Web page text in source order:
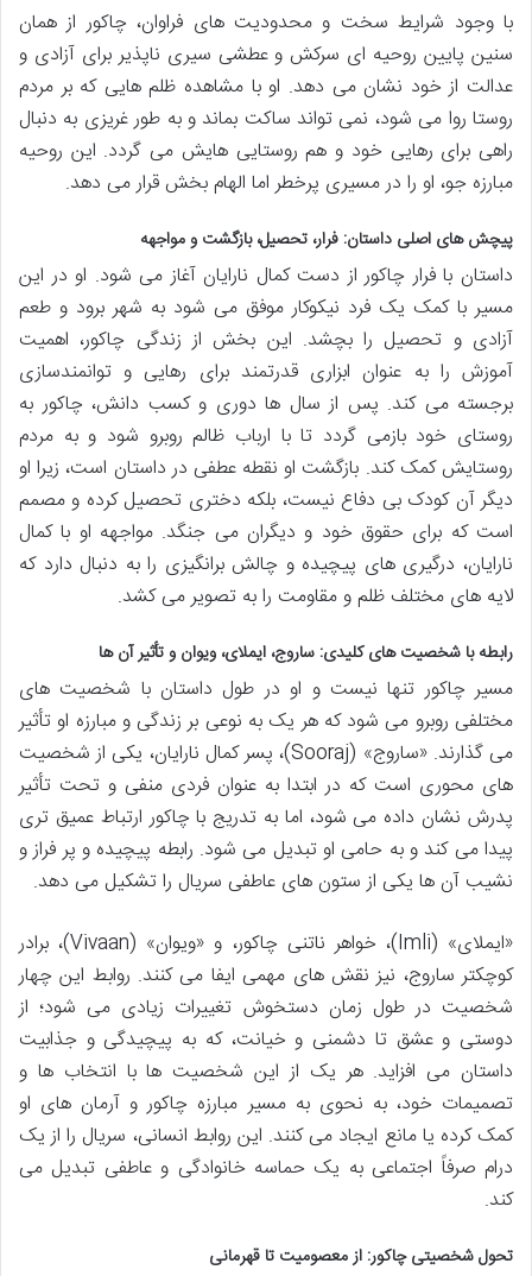
با وجود شرایط سخت و محدودیت های فراوان، چاکور از همان
سنین پایین روحیه ای سرکش و عطشی سیری ناپذیر برای آزادی و
عدالت از خود نشان می دهد. او با مشاهده ظلم هایی که بر مردم
روستا روا می شود، نمی تواند ساکت بماند و به طور غریزی به دنبال
راهی برای رهایی خود و هم روستایی هایش می گردد. این روحیه
مبارزه جو، او را در مسیری پرخطر اما الهام بخش قرار می دهد.
پیچش های اصلی داستان: فرار، تحصیل، بازگشت و مواجهه
داستان با فرار چاکور از دست کمال نارایان آغاز می شود. او در این
مسیر با کمک یک فرد نیکوکار موفق می شود به شهر برود و طعم
آزادی و تحصیل را بچشد. این بخش از زندگی چاکور، اهمیت
آموزش را به عنوان ابزاری قدرتمند برای رهایی و توانمندسازی
برجسته می کند. پس از سال ها دوری و کسب دانش، چاکور به
روستای خود بازمی گردد تا با ارباب ظالم روبرو شود و به مردم
روستایش کمک کند. بازگشت او نقطه عطفی در داستان است، زیرا او
دیگر آن کودک بی دفاع نیست، بلکه دختری تحصیل کرده و مصمم
است که برای حقوق خود و دیگران می جنگد. مواجهه او با کمال
نارایان، درگیری های پیچیده و چالش برانگیزی را به دنبال دارد که
لایه های مختلف ظلم و مقاومت را به تصویر می کشد.
رابطه با شخصیت های کلیدی: ساروج، ایملای، ویوان و تأثیر آن ها
مسیر چاکور تنها نیست و او در طول داستان با شخصیت های
مختلفی روبرو می شود که هر یک به نوعی بر زندگی و مبارزه او تأثیر
می گذارند. «ساروج» (Sooraj)، پسر کمال نارایان، یکی از شخصیت
های محوری است که در ابتدا به عنوان فردی منفی و تحت تأثیر
پدرش نشان داده می شود، اما به تدریج با چاکور ارتباط عمیق تری
پیدا می کند و به حامی او تبدیل می شود. رابطه پیچیده و پر فراز و
نشیب آن ها یکی از ستون های عاطفی سریال را تشکیل می دهد.
«ایملای» (Imli)، خواهر ناتنی چاکور، و «ویوان» (Vivaan)، برادر
کوچکتر ساروج، نیز نقش های مهمی ایفا می کنند. روابط این چهار
شخصیت در طول زمان دستخوش تغییرات زیادی می شود؛ از
دوستی و عشق تا دشمنی و خیانت، که به پیچیدگی و جذابیت
داستان می افزاید. هر یک از این شخصیت ها با انتخاب ها و
تصمیمات خود، به نحوی به مسیر مبارزه چاکور و آرمان های او
کمک کرده یا مانع ایجاد می کنند. این روابط انسانی، سریال را از یک
درام صرفاً اجتماعی به یک حماسه خانوادگی و عاطفی تبدیل می
کند.
تحول شخصیتی چاکور: از معصومیت تا قهرمانی